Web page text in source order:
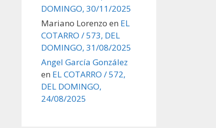
DOMINGO, 30/11/2025
Mariano Lorenzo en EL
COTARRO / 573, DEL
DOMINGO, 31/08/2025
Angel García González
en EL COTARRO / 572,
DEL DOMINGO,
24/08/2025